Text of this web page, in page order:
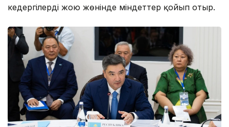
кедергілерді жою жөнінде міндеттер қойып отыр.